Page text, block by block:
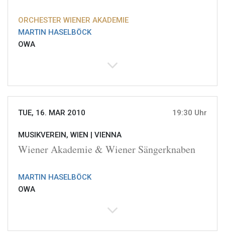
ORCHESTER WIENER AKADEMIE
MARTIN HASELBÖCK
OWA
TUE, 16. MAR 2010 19:30 Uhr
MUSIKVEREIN, WIEN | VIENNA
Wiener Akademie & Wiener Sängerknaben
MARTIN HASELBÖCK
OWA